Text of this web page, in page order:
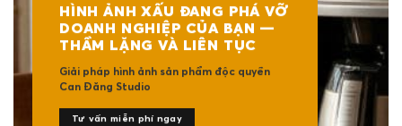
HÌNH ẢNH XẤU ĐANG PHÁ VỠ
DOANH NGHIỆP CỦA BẠN —
THẦM LẶNG VÀ LIÊN TỤC
Giải pháp hình ảnh sản phẩm độc quyền
Can Đăng Studio
Tư vấn miễn phí ngay